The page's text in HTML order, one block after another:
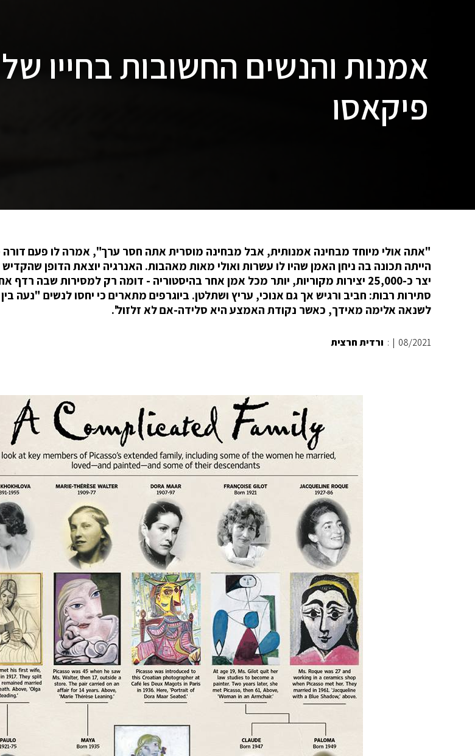
אמנות והנשים החשובות בחייו של
פיקאסו
"אתה אולי מיוחד מבחינה אמנותית, אבל מבחינה מוסרית אתה חסר ערך", אמרה לו פעם
הייתה תכונה בה ניחן האמן שהיו לו עשרות ואולי מאות מאהבות. האנרגיה יוצאת הדופן שהקדיש
יצר כ-25,000 יצירות מקוריות, יותר מכל אמן אחר בהיסטוריה - דומה רק למסירות שבה
סתירות רבות: חביב ורגיש אך גם אנוכי, עריץ ושתלטן. ביוגרפים מתארים כי יחסו לנשים "נעה
לשנאה אלימה מאידך, כאשר נקודת האמצע היא סלידה-אם לא זלזול'.
08/2021
|
: ורדית חרצית